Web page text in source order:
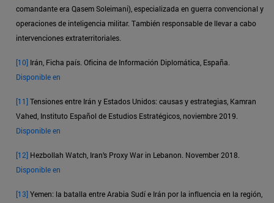
comandante era Qasem Soleimani), especializada en guerra convencional y
operaciones de inteligencia militar. También responsable de llevar a cabo
intervenciones extraterritoriales.
[10] Irán, Ficha país. Oficina de Información Diplomática, España.
Disponible en
[11]Tensiones entre Irán y Estados Unidos: causas y estrategias, Kamran
Vahed, Instituto Español de Estudios Estratégicos, noviembre 2019.
Disponible en
[12] Hezbollah Watch, Iran’s Proxy War in Lebanon. November 2018.
Disponible en
[13]Yemen: la batalla entre Arabia Sudí e Irán por la influencia en la región,